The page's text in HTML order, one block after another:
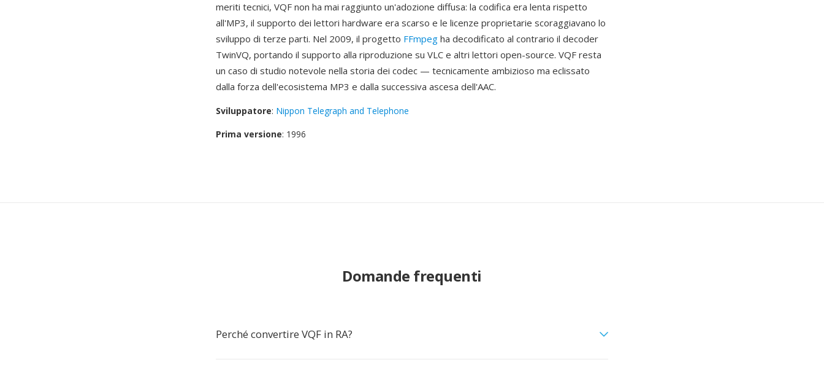
meriti tecnici, VQF non ha mai raggiunto un'adozione diffusa: la codifica era lenta rispetto
all'MP3, il supporto dei lettori hardware era scarso e le licenze proprietarie scoraggiavano lo
sviluppo di terze parti. Nel 2009, il progetto FFmpeg ha decodificato al contrario il decoder
TwinVQ, portando il supporto alla riproduzione su VLC e altri lettori open-source. VQF resta
un caso di studio notevole nella storia dei codec — tecnicamente ambizioso ma eclissato
dalla forza dell'ecosistema MP3 e dalla successiva ascesa dell'AAC.
Sviluppatore: Nippon Telegraph and Telephone
Prima versione: 1996
Domande frequenti
Perché convertire VQF in RA?